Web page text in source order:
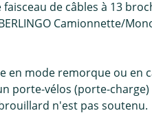
de câbles à 13
Camionnette/
en mode remorque ou
porte-vélos (porte-
n'est pas soutenu.